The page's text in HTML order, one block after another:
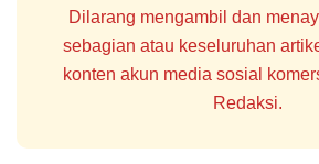
Dilarang mengambil dan
sebagian atau keseluruhan
konten akun media sosial
Redaksi.